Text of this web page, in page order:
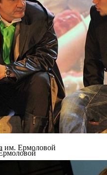
им. Ермоловой